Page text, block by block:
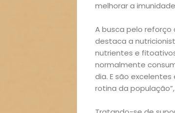
melhorar a
A busca pelo
destaca a
nutrientes e
normalmente
dia. E são
rotina da